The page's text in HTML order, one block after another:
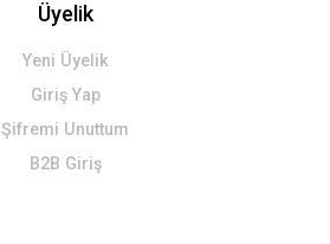
Üyelik
Yeni Üyelik
Giriş Yap
Şifremi Unuttum
B2B Giriş